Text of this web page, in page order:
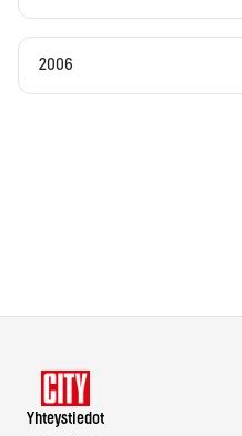
2006
Yhteystiedot